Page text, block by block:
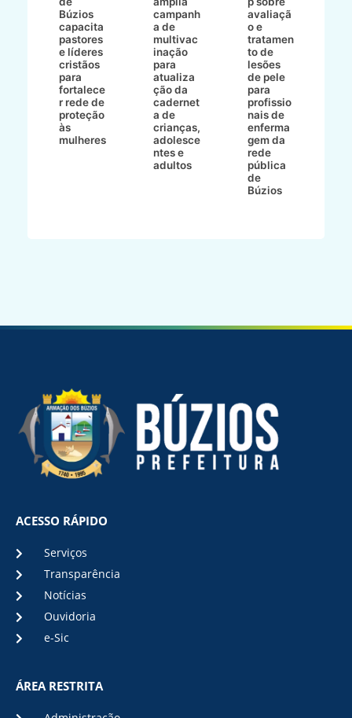
Búzios
capacita
pastores
e líderes
cristãos
para
fortalece
r rede de
proteção
às
mulheres
campanh
a de
multivac
inação
para
atualiza
ção da
cadernet
a de
crianças,
adolesce
ntes e
adultos
avaliaçã
o e
tratamen
to de
lesões
de pele
para
profissio
nais de
enferma
gem da
rede
pública
de
Búzios
ACESSO RÁPIDO
Serviços
Transparência
Notícias
Ouvidoria
e-Sic
ÁREA RESTRITA